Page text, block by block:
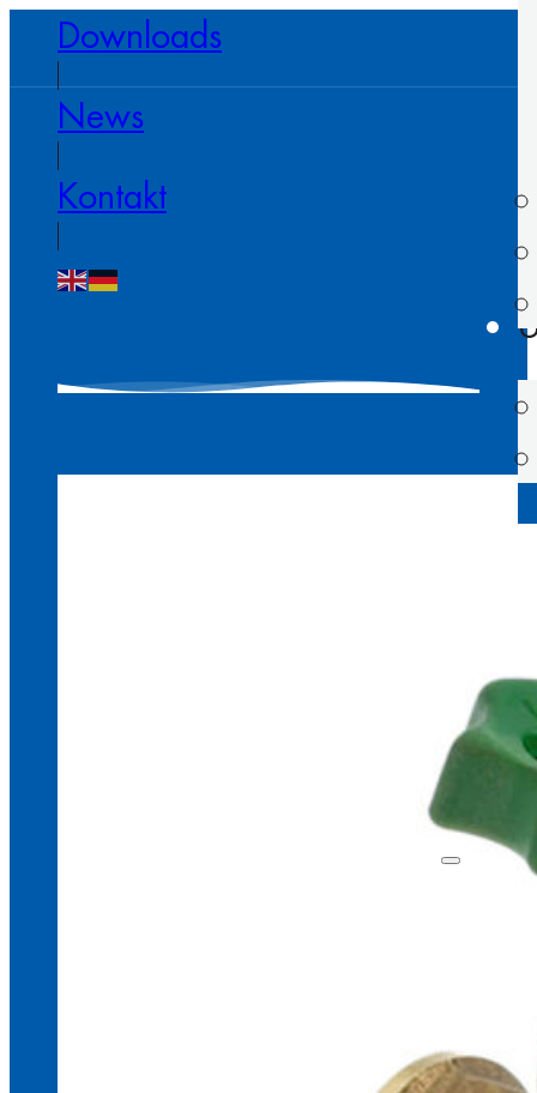
Downloads
News
Kontakt